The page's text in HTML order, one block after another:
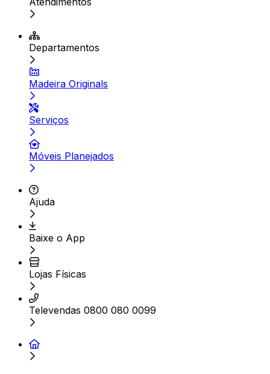
Departamentos
Madeira Originals
Serviços
Móveis Planejados
Ajuda
Baixe o App
Lojas Físicas
Televendas 0800 080 0099